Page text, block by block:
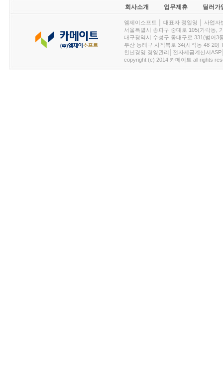
회사소개 업무제휴 딜러가
엠제이소프트 │ 대표자 정일영 │ 사업
서울특별시 송파구 중대로 105(가락동,
대구광역시 수성구 동대구로 331(범어3
부산 동래구 사직북로 34(사직동 48-20)
천년경영 경영관리│전자세금계산서
copyright (c) 2014 카메이트 all rights